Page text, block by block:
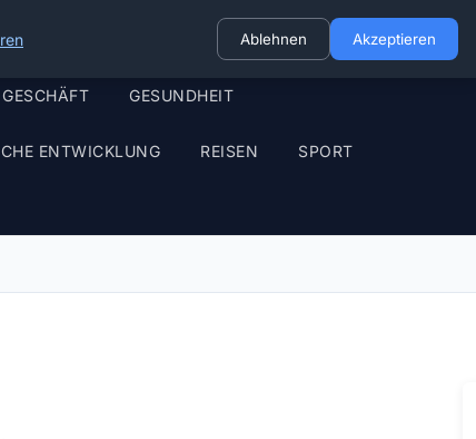
GESCHÄFT GESUNDHEIT
ENTWICKLUNG REISEN SPORT
Ablehnen Akzeptieren